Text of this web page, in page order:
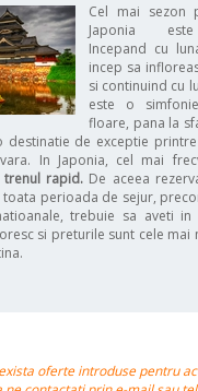
Cel mai sezon
Japonia
Incepand cu
incep sa
si continuind cu
este o
floare, pana la
destinatie de exceptie
In Japonia, cel mai
trenul rapid. De aceea
perioada de sejur,
trebuie sa aveti
si preturile sunt cele mai
oferte introduse pentru